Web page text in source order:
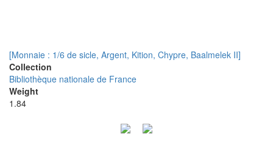
[Monnaie : 1/6 de sicle, Argent, Kition, Chypre, Baalmelek II]
Collection
Bibliothèque nationale de France
Weight
1.84